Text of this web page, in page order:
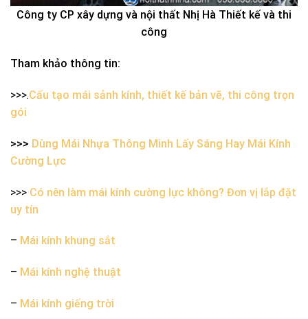
Công ty CP xây dựng và nội thất Nhị Hà Thiết kế và thi
công
Tham khảo thông tin:
>>>.Cấu tạo mái sảnh kính, thiết kế bản vẽ, thi công trọn
gói
>>> Dùng Mái Nhựa Thông Minh Lấy Sáng Hay Mái Kính
Cường Lực
>>> Có nên làm mái kính cường lực không? Đơn vị lắp đặt
uy tín
– Mái kính khung sắt
– Mái kính nghệ thuật
– Mái kính giếng trời